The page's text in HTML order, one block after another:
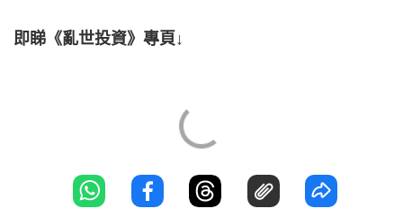
即睇《亂世投資》專頁↓